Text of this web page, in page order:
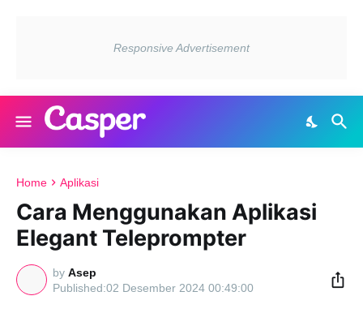
Home Aplikasi
Cara Menggunakan Aplikasi
Elegant Teleprompter
by Asep
02 Desember 2024 00:49:00